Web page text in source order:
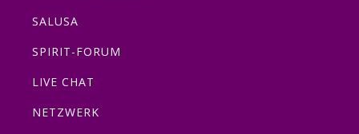
SALUSA
SPIRIT-FORUM
LIVE CHAT
NETZWERK